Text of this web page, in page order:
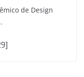
de Design